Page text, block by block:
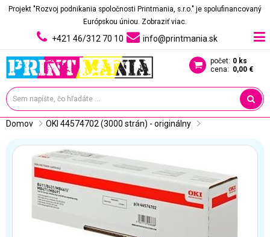
Projekt "Rozvoj podnikania spoločnosti Printmania, s.r.o." je spolufinancovaný
Európskou úniou. Zobraziť viac.
+421 46/312 70 10 info@printmania.sk
počet: 0 ks
cena: 0,00 €
Domov OKI 44574702 (3000 strán) - originálny